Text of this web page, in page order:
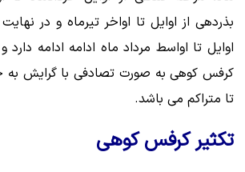
بذردهی از اوایل تا اواخر تیرماه و در
اوایل تا اواسط مرداد ماه ادامه ادامه دارد
کرفس کوهی به صورت تصادفی با گرایش
تا متراکم می باشد.
تکثیر کرفس کوهی